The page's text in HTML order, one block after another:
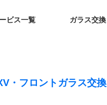
ビス一覧 ガラス交換
・フロントガラス交換